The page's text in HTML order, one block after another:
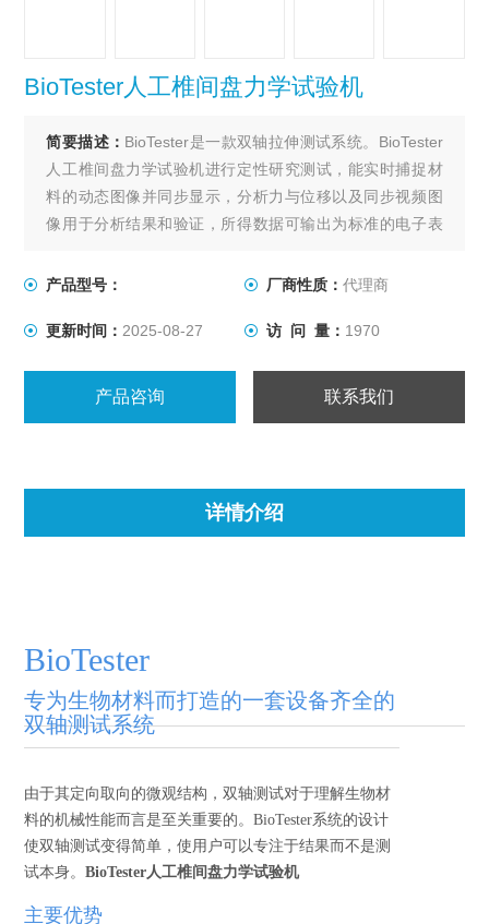
BioTester人工椎间盘力学试验机
简要描述： BioTester是一款双轴拉伸测试系统。BioTester
人工椎间盘力学试验机进行定性研究测试，能实时捕捉材
料的动态图像并同步显示，分析力与位移以及同步视频图
像用于分析结果和验证，所得数据可输出为标准的电子表
X、Y轴处于同一个平面上，能对平面组织进行单轴或双轴
等轴双向加载都很容易规定。夹具可选多种测量模式。
产品型号： 厂商性质： 代理商
更新时间： 2025-08-27 访 问 量： 1970
产品咨询 联系我们
详情介绍
BioTester
专为生物材料而打造的一套设备齐全的
双轴测试系统
由于其定向取向的微观结构，双轴测试对于理解生物材
料的机械性能而言是至关重要的。BioTester系统的设计
使双轴测试变得简单，使用户可以专注于结果而不是测
试本身。BioTester人工椎间盘力学试验机
主要优势